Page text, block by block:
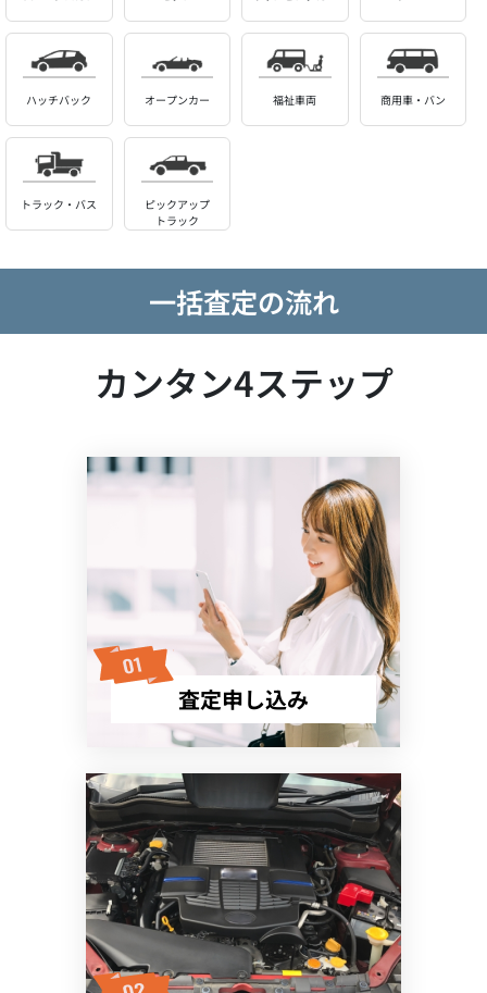
ハッチバック オープンカー 福祉車両 商用車・バン
トラック・バス
ピックアップ
トラック
一括査定の流れ
カンタン4ステップ
査定申し込み